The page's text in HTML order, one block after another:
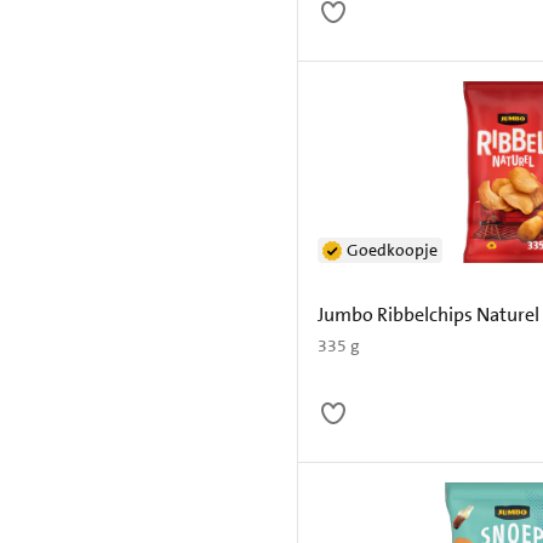
Jumbo Ribbelchips
335 g
Goedkoopje